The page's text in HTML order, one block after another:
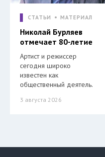
СТАТЬИ МАТЕРИАЛ
Николай Бурляев
отмечает 80-летие
Артист и режиссер
сегодня широко
известен как
общественный деятель.
3 августа 2026